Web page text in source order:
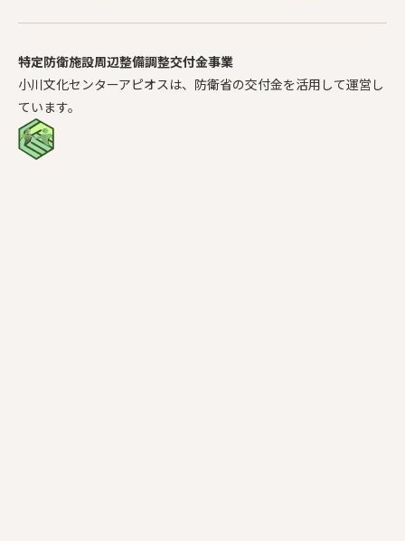
特定防衛施設周辺整備調整交付金事業
小川文化センターアピオスは、防衛省の交付金を活用して運営し
ています。